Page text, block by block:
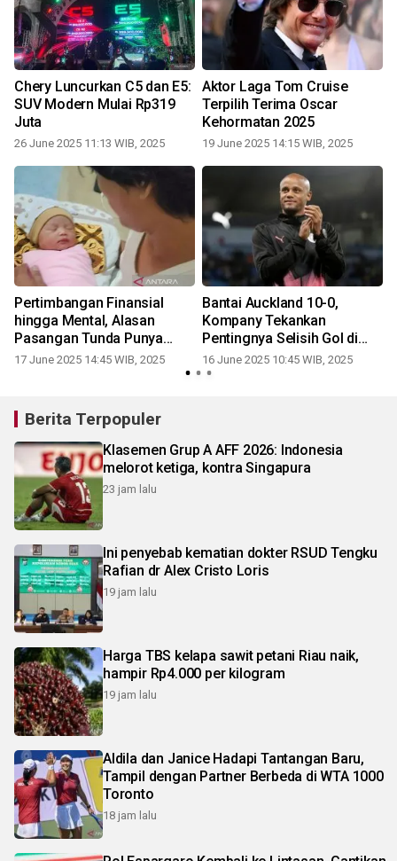
Chery Luncurkan C5 dan E5:
SUV Modern Mulai Rp319
Juta
26 June 2025 11:13 WIB, 2025
Aktor Laga Tom Cruise
Terpilih Terima Oscar
Kehormatan 2025
19 June 2025 14:15 WIB, 2025
Pertimbangan Finansial
hingga Mental, Alasan
Pasangan Tunda Punya
Anak
17 June 2025 14:45 WIB, 2025
Bantai Auckland 10-0,
Kompany Tekankan
Pentingnya Selisih Gol di
Grup Berat
16 June 2025 10:45 WIB, 2025
Berita Terpopuler
Klasemen Grup A AFF 2026: Indonesia
melorot ketiga, kontra Singapura
23 jam lalu
Ini penyebab kematian dokter RSUD Tengku
Rafian dr Alex Cristo Loris
19 jam lalu
Harga TBS kelapa sawit petani Riau naik,
hampir Rp4.000 per kilogram
19 jam lalu
Aldila dan Janice Hadapi Tantangan Baru,
Tampil dengan Partner Berbeda di WTA 1000
Toronto
18 jam lalu